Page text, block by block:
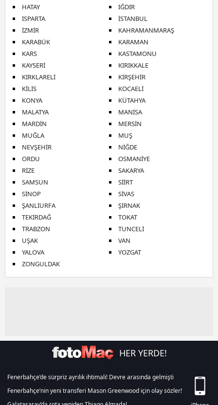
HATAY
IĞDIR
ISPARTA
İSTANBUL
İZMİR
KAHRAMANMARAŞ
KARABÜK
KARAMAN
KARS
KASTAMONU
KAYSERİ
KIRIKKALE
KIRKLARELİ
KIRŞEHİR
KİLİS
KOCAELİ
KONYA
KÜTAHYA
MALATYA
MANİSA
MARDİN
MERSİN
MUĞLA
MUŞ
NEVŞEHİR
NİĞDE
ORDU
OSMANİYE
RİZE
SAKARYA
SAMSUN
SİİRT
SİNOP
SİVAS
ŞANLIURFA
ŞIRNAK
TEKİRDAĞ
TOKAT
TRABZON
TUNCELİ
UŞAK
VAN
YALOVA
YOZGAT
ZONGULDAK
HER YERDE!
Fenerbahçe’de sürpriz ayrılık ihtimali! Devre arasında gelmişti
Fenerbahçe’nin yeni transferi Mason Greenwood için olay sözler!